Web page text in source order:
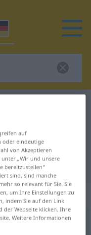
auf
oder eindeutige
von Akzeptieren
„Wir und unsere
bereitzustellen“
sind, sind manche
so relevant für Sie. Sie
um Ihre Einstellungen zu
indem Sie auf den Link
der Webseite klicken. Ihre
Weitere Informationen